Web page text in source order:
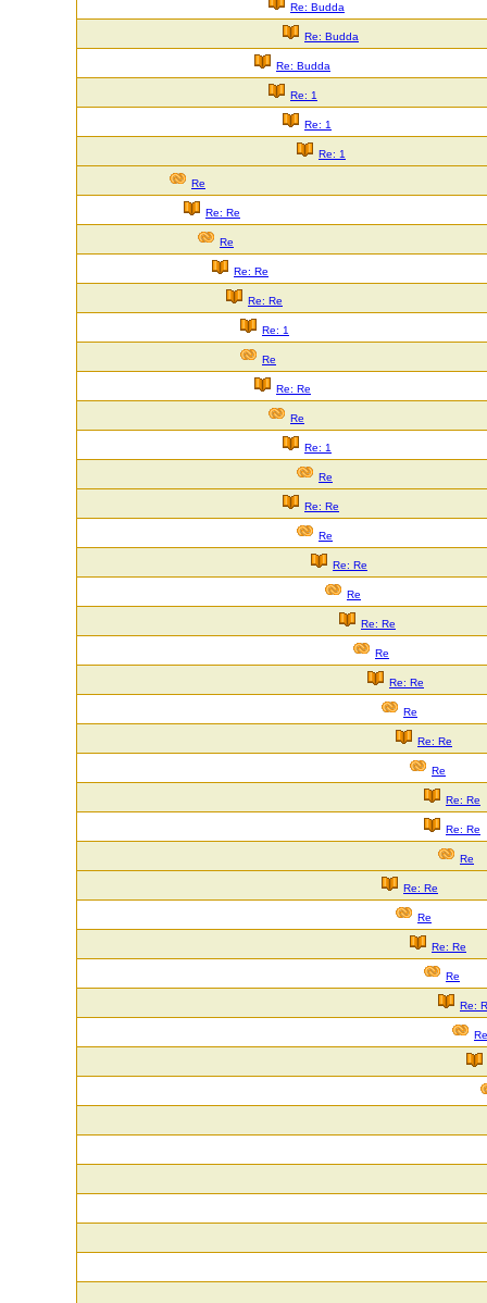
Re: Budda
Re: Budda
Re: Budda
Re: 1
Re: 1
Re: 1
Re
Re: Re
Re
Re: Re
Re: Re
Re: 1
Re
Re: Re
Re
Re: 1
Re
Re: Re
Re
Re: Re
Re
Re: Re
Re
Re: Re
Re
Re: Re
Re
Re: Re
Re: Re
Re
Re: Re
Re
Re: Re
Re
Re:
Re